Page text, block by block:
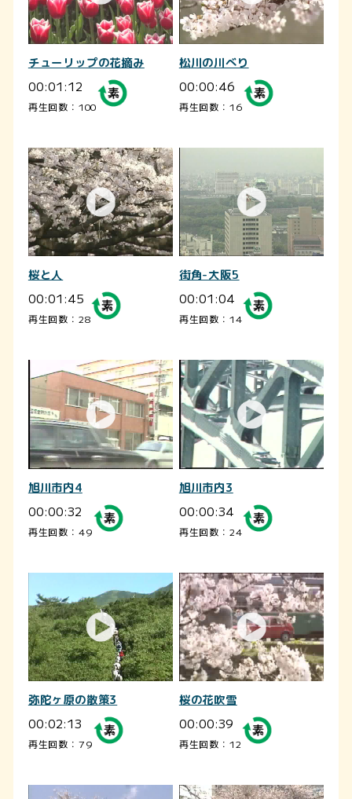
チューリップの花摘み
00:01:12
再生回数：100
松川の川べり
00:00:46
再生回数：16
桜と人
00:01:45
再生回数：28
街角-大阪5
00:01:04
再生回数：14
旭川市内4
00:00:32
再生回数：49
旭川市内3
00:00:34
再生回数：24
弥陀ヶ原の散策3
00:02:13
再生回数：79
桜の花吹雪
00:00:39
再生回数：12